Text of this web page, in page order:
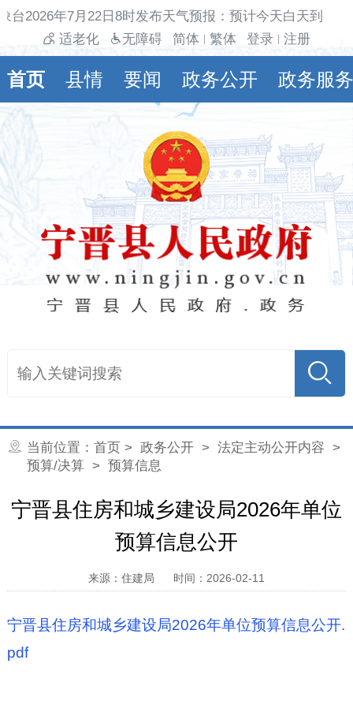
台2026年7月22日8时发布天气预报：预计今天白天到夜
适老化
无障碍 简体 繁体 登录 注册
首页 县情 要闻 政务公开 政务服务
当前位置： 首页 > 政务公开> 法定主动公开内容 >
预算/决算> 预算信息
宁晋县住房和城乡建设局2026年单位
预算信息公开
来源：住建局 时间：2026-02-11
宁晋县住房和城乡建设局2026年单位预算信息公开.
pdf